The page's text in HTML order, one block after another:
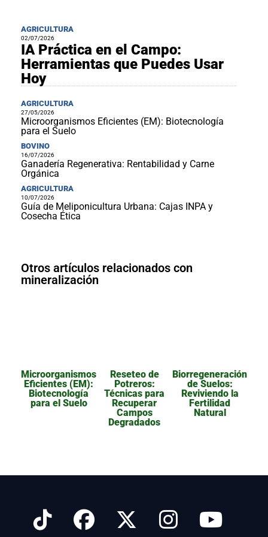
AGRICULTURA
02/07/2026
IA Práctica en el Campo:
Herramientas que Puedes Usar
Hoy
AGRICULTURA
27/05/2026
Microorganismos Eficientes (EM): Biotecnología
para el Suelo
BOVINO
16/07/2026
Ganadería Regenerativa: Rentabilidad y Carne
Orgánica
AGRICULTURA
10/07/2026
Guía de Meliponicultura Urbana: Cajas INPA y
Cosecha Ética
Otros artículos relacionados con
mineralización
Microorganismos
Eficientes (EM):
Biotecnología
para el Suelo
Reseteo de
Potreros:
Técnicas para
Recuperar
Campos
Degradados
Biorregeneración
de Suelos:
Reviviendo la
Fertilidad
Natural